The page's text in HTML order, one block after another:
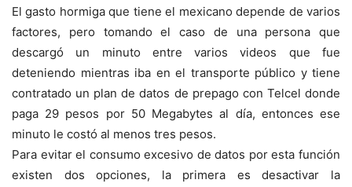
El gasto hormiga que tiene el mexicano depende de varios
factores, pero tomando el caso de una persona que
descargó un minuto entre varios videos que fue
deteniendo mientras iba en el transporte público y tiene
contratado un plan de datos de prepago con Telcel donde
paga 29 pesos por 50 Megabytes al día, entonces ese
minuto le costó al menos tres pesos.
Para evitar el consumo excesivo de datos por esta función
existen dos opciones, la primera es desactivar la